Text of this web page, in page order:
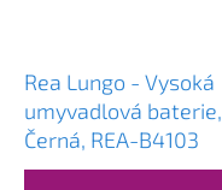
Rea Lungo - Vysoká
umyvadlová baterie,
Černá, REA-B4103